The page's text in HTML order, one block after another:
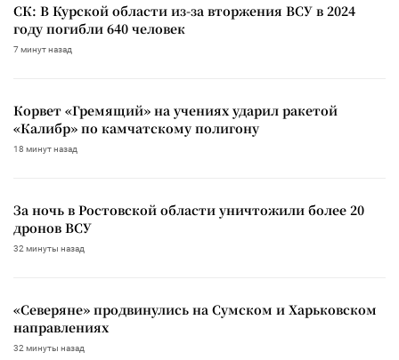
СК: В Курской области из-за вторжения ВСУ в 2024
году погибли 640 человек
7 минут назад
Корвет «Гремящий» на учениях ударил ракетой
«Калибр» по камчатскому полигону
18 минут назад
За ночь в Ростовской области уничтожили более 20
дронов ВСУ
32 минуты назад
«Северяне» продвинулись на Сумском и Харьковском
направлениях
32 минуты назад